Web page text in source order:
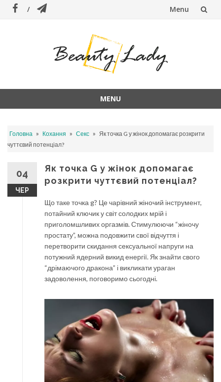
Menu
MENU
content
Головна » Кохання » Секс » Як точка G у жінок допомагає розкрити
чуттєвий потенціал?
04
ЧЕР
Як точка G у жінок допомагає
розкрити чуттєвий потенціал?
Що таке точка g? Це чарівний жіночий інструмент,
потайний ключик у світ солодких мрій і
приголомшливих оргазмів. Стимулюючи “жіночу
простату”, можна подовжити свої відчуття і
перетворити скидання сексуальної напруги на
потужний ядерний викид енергії. Як знайти свого
“дрімаючого дракона” і викликати ураган
задоволення, поговоримо сьогодні.